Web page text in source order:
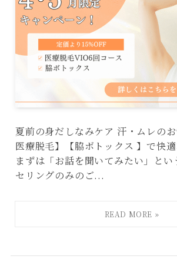
夏前の身だしなみケア 汗・ムレの
医療脱毛】【脇ボトックス 】で快適
まずは「お話を聞いてみたい」と
セリングのみのご...